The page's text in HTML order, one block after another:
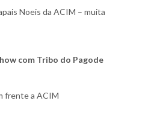
Noeis da ACIM – muita
com Tribo do Pagode
frente a ACIM